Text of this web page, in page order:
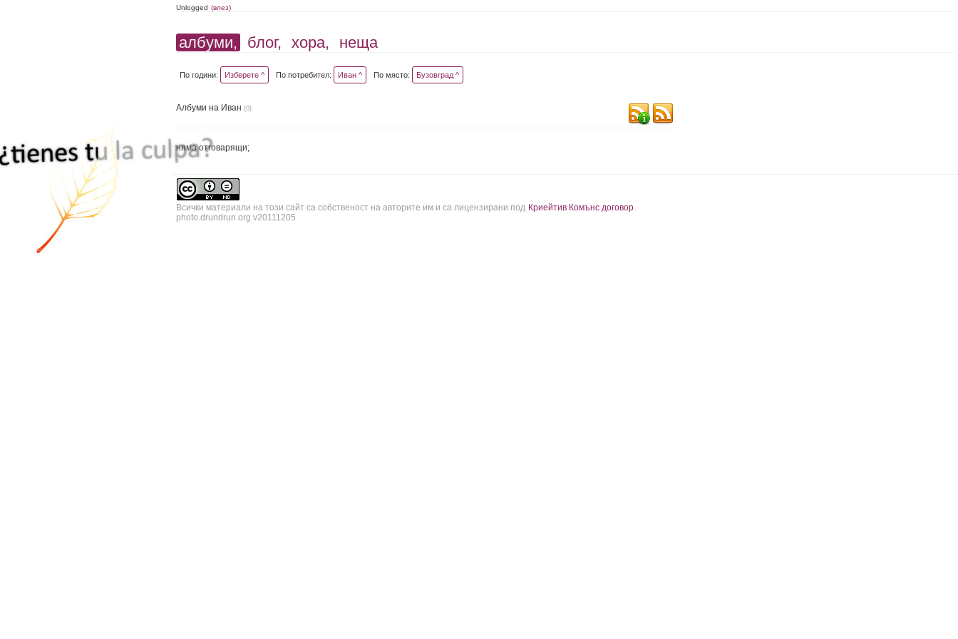
Unlogged (влез)
албуми, блог, хора, неща
По години: Изберете ^ По потребител: Иван ^ По място: Бузовград ^
Албуми на Иван (0)
няма отговарящи;
Всички материали на този сайт са собственост на авторите им и са лицензирани под Криейтив Комънс договор.
photo.drundrun.org v20111205